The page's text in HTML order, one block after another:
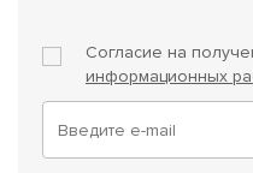
Согласие на
информационных